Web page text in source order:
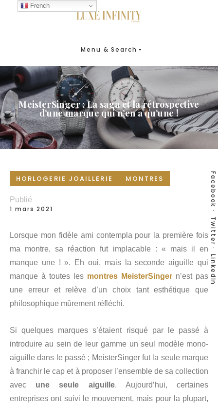
Menu & Search
MeisterSinger : La saga et la rétrospective
d’une marque qui n’en a qu’une !
Facebook
Twitter
LinkedIn
HORLOGERIE JOAILLERIE MONTRES
Publié
1 mars 2021
Lorsque mon fidèle ami contempla pour la première fois
ma montre, sa réaction fut implacable : « mais il en
manque une ! ». Eh oui, mais la seconde aiguille qui
manque à toutes les montres MeisterSinger n’est pas
une erreur et relève d’un choix tant esthétique que
philosophique mûrement réfléchi.
Si quelques marques s’étaient risqué par le passé à
introduire au sein de leur gamme un seul modèle mono-
aiguille dans le passé ; MeisterSinger fut la seule marque
à franchir le cap et à proposer l’ensemble de sa collection
avec une seule aiguille. Aujourd’hui, certaines
entreprises ont suivi le mouvement, mais pour la plupart,
French